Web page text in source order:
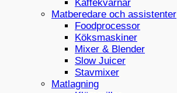
Kaffekvarnar
Matberedare och assistenter
Foodprocessor
Köksmaskiner
Mixer & Blender
Slow Juicer
Stavmixer
Matlagning